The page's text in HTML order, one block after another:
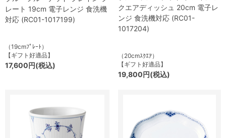
レート 19cm 電子レンジ 食洗機
対応 (RC01-1017199)
（19cmﾌﾟﾚｰﾄ）
【ギフト好適品】
17,600円(税込)
クエアディッシュ 20cm 電子レ
ンジ 食洗機対応 (RC01-
1017204)
（20cmｽｸｴｱ）
【ギフト好適品】
19,800円(税込)